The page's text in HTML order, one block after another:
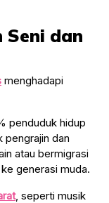
dan
menghadapi
penduduk hidup
pengrajin dan
atau bermigrasi
generasi muda.
, seperti musik